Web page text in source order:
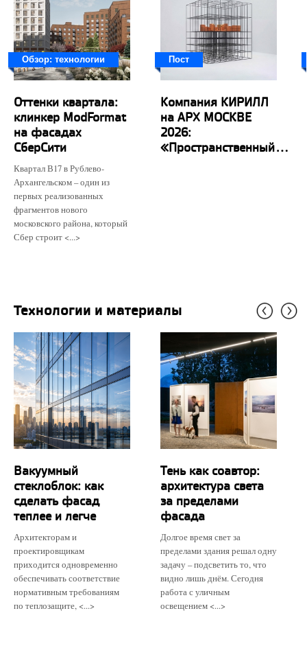
Обзор: технологии
Оттенки квартала:
клинкер ModFormat
на фасадах
СберСити
Квартал В17 в Рублево-
Архангельском – один из
первых реализованных
фрагментов нового
московского района, который
Сбер строит <...>
Пост
Компания КИРИЛЛ
на АРХ МОСКВЕ
2026:
«Пространственный...
Технологии и материалы
Вакуумный
стеклоблок: как
сделать фасад
теплее и легче
Архитекторам и
проектировщикам
приходится одновременно
обеспечивать соответствие
нормативным требованиям
по теплозащите, <...>
Тень как соавтор:
архитектура света
за пределами
фасада
Долгое время свет за
пределами здания решал одну
задачу – подсветить то, что
видно лишь днём. Сегодня
работа с уличным
освещением <...>